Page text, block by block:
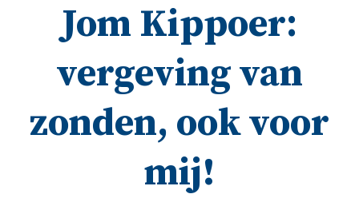
Jom Kippoer:
vergeving van
zonden, ook voor
mij!
Podcast
Magazine
Digitale nieuwsbrief
Agenda
Kinderwerk
Jongerenwerk
Het Studiehuis (cursus)
Webshop
Over ons